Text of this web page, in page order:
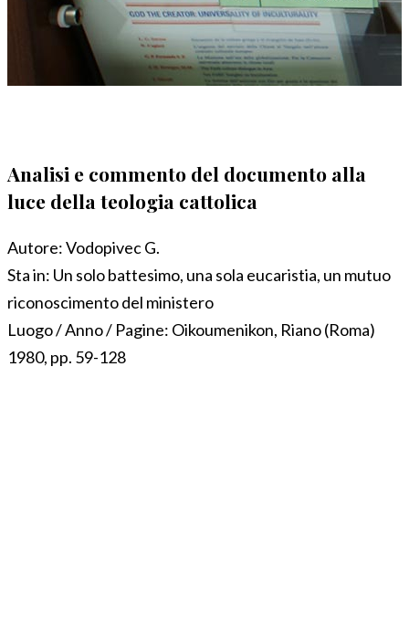
Analisi e commento del documento alla
luce della teologia cattolica
Autore:Vodopivec G.
Sta in: Un solo battesimo, una sola eucaristia, un mutuo
riconoscimento del ministero
Luogo / Anno / Pagine: Oikoumenikon, Riano (Roma)
1980, pp. 59-128